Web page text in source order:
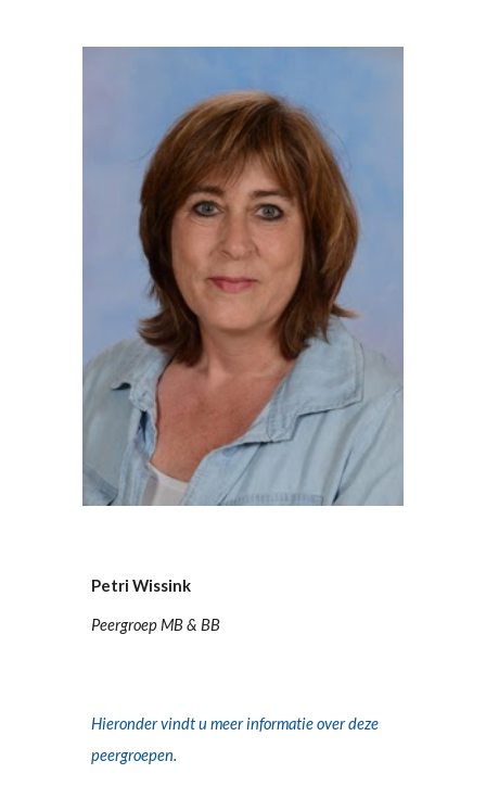
Petri Wissink
Peergroep MB & BB
Hieronder vindt u meer informatie over deze
peergroepen.